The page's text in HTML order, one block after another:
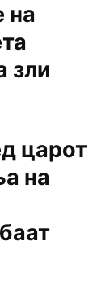
на
зли
царот
на